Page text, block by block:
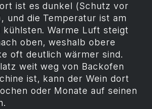
ist es dunkel (Schutz vor
und die Temperatur ist am
kühlsten. Warme Luft steigt
oben, weshalb obere
oft deutlich wärmer sind.
weit weg von Backofen
ist, kann der Wein dort
oder Monate auf seinen